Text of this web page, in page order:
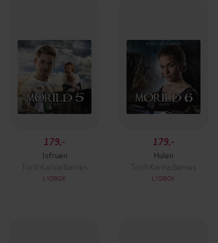
179,-
Isfruen
Torill Karina Børnes
LYDBOK
179,-
Hulen
Torill Karina Børnes
LYDBOK